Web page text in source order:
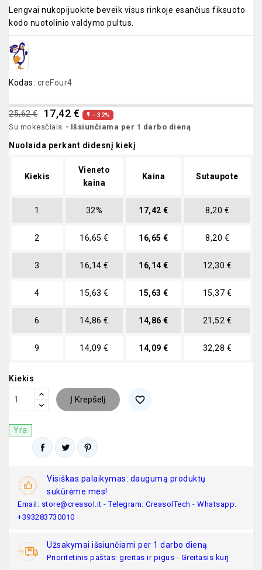
Lengvai nukopijuokite beveik visus rinkoje esančius fiksuoto
kodo nuotolinio valdymo pultus.
Kodas: creFour4
25,62 € 17,42 €  - 32%
Su mokesčiais Išsiunčiama per 1 darbo dieną
Nuolaida perkant didesnį kiekį
Kiekis
Vieneto
kaina
Kaina Sutaupote
1 32% 17,42 € 8,20 €
2 16,65 € 16,65 € 8,20 €
3 16,14 € 16,14 € 12,30 €
4 15,63 € 15,63 € 15,37 €
6 14,86 € 14,86 € 21,52 €
9 14,09 € 14,09 € 32,28 €
Kiekis
Į Krepšelį favorite_border
Yra
Visiškas palaikymas: daugumą produktų
sukūrėme mes!
Email: store@creasol.it - Telegram: CreasolTech - Whatsapp:
+393283730010
Užsakymai išsiunčiami per 1 darbo dieną
Prioritetinis paštas: greitas ir pigus - Greitasis kurj